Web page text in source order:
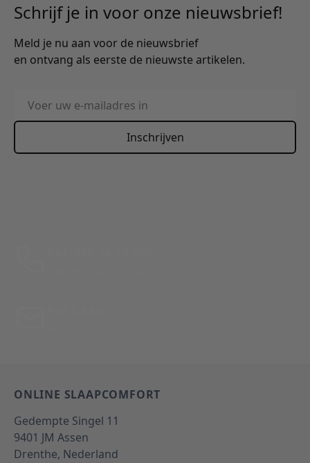
Schrijf je in voor onze nieuwsbrief!
Meld je nu aan voor de nieuwsbrief
en ontvang als eerste de nieuwste artikelen.
E-mailadres
Inschrijven
ONLINE SLAAPCOMFORT
Gedempte Singel 11
9401 JM Assen
Drenthe, Nederland